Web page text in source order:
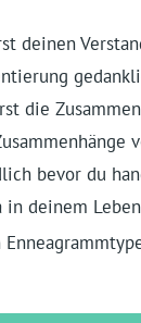
deinen
die
bevor du
deinem